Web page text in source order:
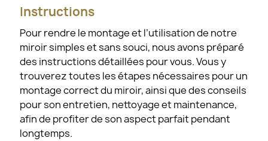
Instructions
Pour rendre le montage et l’utilisation de notre
miroir simples et sans souci, nous avons préparé
des instructions détaillées pour vous. Vous y
trouverez toutes les étapes nécessaires pour un
montage correct du miroir, ainsi que des conseils
pour son entretien, nettoyage et maintenance,
afin de profiter de son aspect parfait pendant
longtemps.